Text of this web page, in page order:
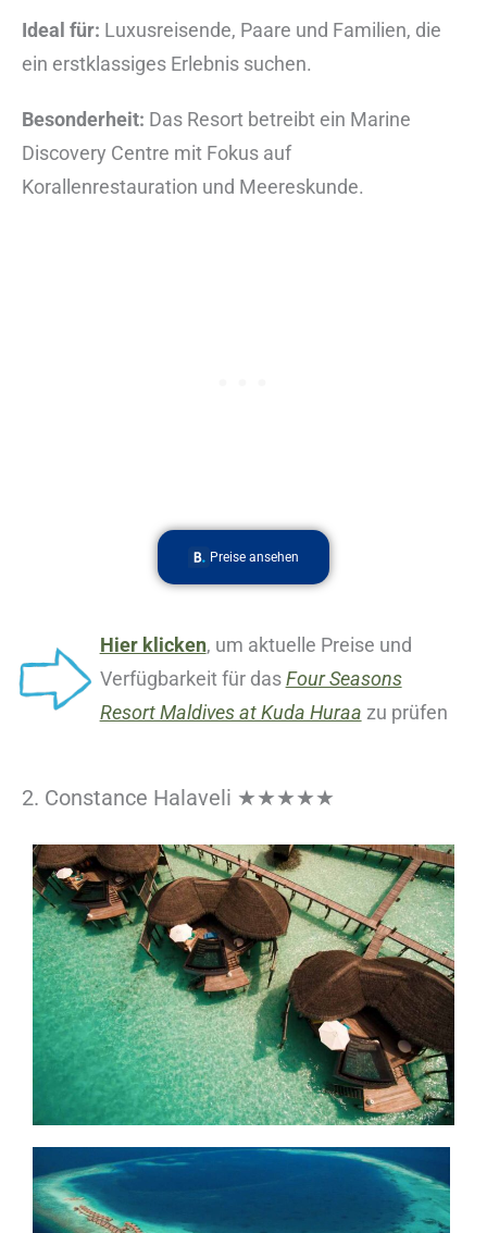
Ideal für: Luxusreisende, Paare und Familien, die
ein erstklassiges Erlebnis suchen.
Besonderheit: Das Resort betreibt ein Marine
Discovery Centre mit Fokus auf
Korallenrestauration und Meereskunde.
Preise ansehen
Hier klicken, um aktuelle Preise und
Verfügbarkeit für dasFour Seasons
Resort Maldives at Kuda Huraa zu prüfen
2. Constance Halaveli ★★★★★